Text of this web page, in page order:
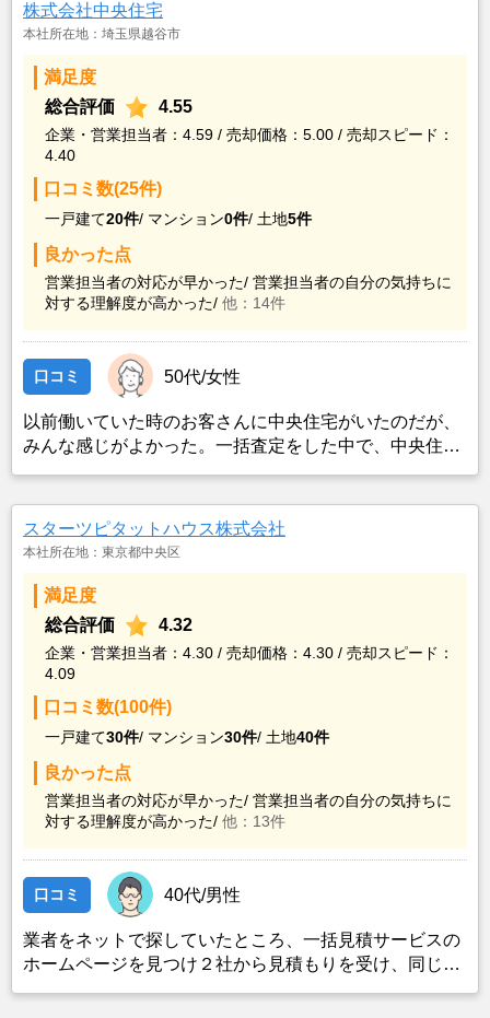
株式会社中央住宅
本社所在地：埼玉県越谷市
満足度
総合評価
4.55
企業・営業担当者：4.59 / 売却価格：5.00 / 売却スピード：
4.40
口コミ数(25件)
一戸建て20件/ マンション0件/ 土地5件
良かった点
営業担当者の対応が早かった/ 営業担当者の自分の気持ちに
対する理解度が高かった/ 他：14件
口コミ 50代/女性
以前働いていた時のお客さんに中央住宅がいたのだが、
みんな感じがよかった。一括査定をした中で、中央住宅
かなと思った。
スターツピタットハウス株式会社
本社所在地：東京都中央区
満足度
総合評価
4.32
企業・営業担当者：4.30 / 売却価格：4.30 / 売却スピード：
4.09
口コミ数(100件)
一戸建て30件/ マンション30件/ 土地40件
良かった点
営業担当者の対応が早かった/ 営業担当者の自分の気持ちに
対する理解度が高かった/ 他：13件
口コミ 40代/男性
業者をネットで探していたところ、一括見積サービスの
ホームページを見つけ２社から見積もりを受け、同じ条